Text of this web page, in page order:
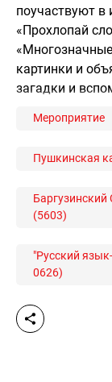
поучаствуют в
«Прохлопай
картинки и
загадки и
Мероприятие
Пушкинская
(5603)
"Русский
0626)